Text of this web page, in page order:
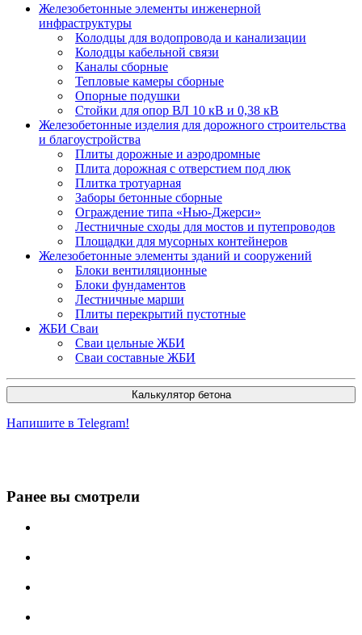
Железобетонные элементы инженерной
инфраструктуры
Колодцы для водопровода и канализации
Колодцы кабельной связи
Каналы сборные
Тепловые камеры сборные
Опорные подушки
Стойки для опор ВЛ 10 кВ и 0,38 кВ
Железобетонные изделия для дорожного строительства
и благоустройства
Плиты дорожные и аэродромные
Плита дорожная с отверстием под люк
Плитка тротуарная
Заборы бетонные сборные
Ограждение типа «Нью-Джерси»
Лестничные сходы для мостов и путепроводов
Площадки для мусорных контейнеров
Железобетонные элементы зданий и сооружений
Блоки вентиляционные
Блоки фундаментов
Лестничные марши
Плиты перекрытий пустотные
ЖБИ Сваи
Сваи цельные ЖБИ
Сваи составные ЖБИ
Калькулятор бетона
Напишите в Telegram!
Ранее вы смотрели